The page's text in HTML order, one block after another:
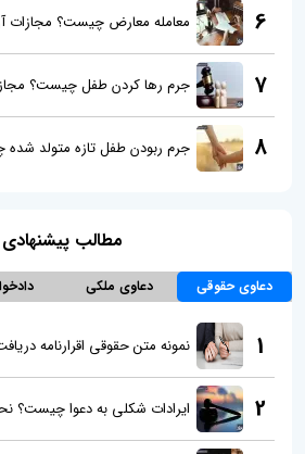
6 معامله معارض چیست؟ مجازات
7 جرم رها کردن طفل چیست؟
8 جرم ربودن طفل تازه متولد
مطالب پیشنهادی
دعاوی حقوقی دعاوی ملکی
1 نمونه متن حقوقی اقرارنامه
2 ایرادات شکلی به دعوا چیست؟